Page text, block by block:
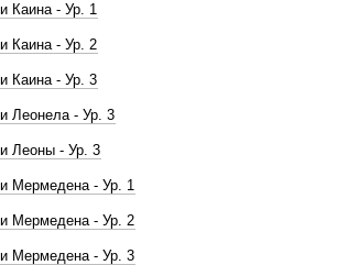
Каина - Ур. 1
Каина - Ур. 2
Каина - Ур. 3
Леонела - Ур. 3
Леоны - Ур. 3
Мермедена - Ур. 1
Мермедена - Ур. 2
Мермедена - Ур. 3